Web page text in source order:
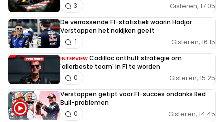
Gisteren, 17:05
3
De verrassende F1-statistiek waarin Hadjar
Verstappen het nakijken geeft
Gisteren, 16:15
1
INTERVIEW Cadillac onthult strategie om
'allerbeste team' in F1 te worden
Gisteren, 15:25
0
Verstappen getipt voor F1-succes ondanks Red
Bull-problemen
Gisteren, 14:45
0